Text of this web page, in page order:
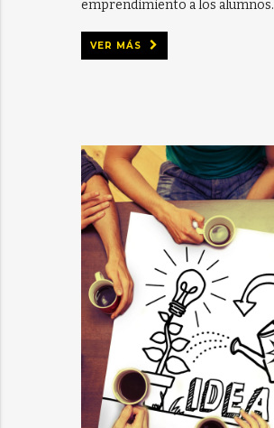
emprendimiento a los alumnos.
VER MÁS